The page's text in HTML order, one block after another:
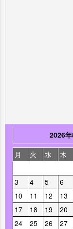
2026
月
火 水 木
3
4 5 6
10
11 12 13
17
18 19 20
24
25 26 27